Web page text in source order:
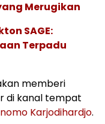
Merugikan
SAGE:
Terpadu
memberi
di kanal tempat
Karjodihardjo.